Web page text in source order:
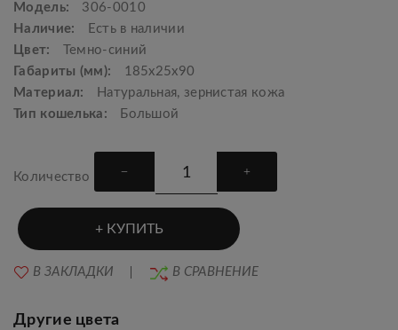
Модель:
306-0010
Наличие:
Есть в наличии
Цвет:
Темно-синий
Габариты (мм):
185x25x90
Материал:
Натуральная, зернистая кожа
Тип кошелька:
Большой
Количество
КУПИТЬ
В ЗАКЛАДКИ В СРАВНЕНИЕ
Другие цвета